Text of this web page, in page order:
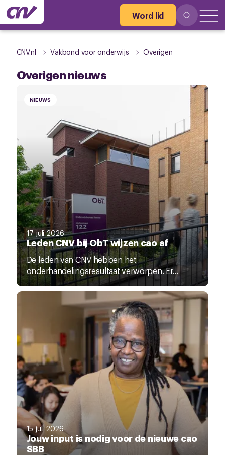
Word lid
CNV.nl Vakbond voor onderwijs Overigen
Overigen nieuws
NIEUWS
17 juli 2026
Leden CNV bij ObT wijzen cao af
De leden van CNV hebben het
onderhandelingsresultaat verworpen. Er...
15 juli 2026
Jouw input is nodig voor de nieuwe cao
SBB